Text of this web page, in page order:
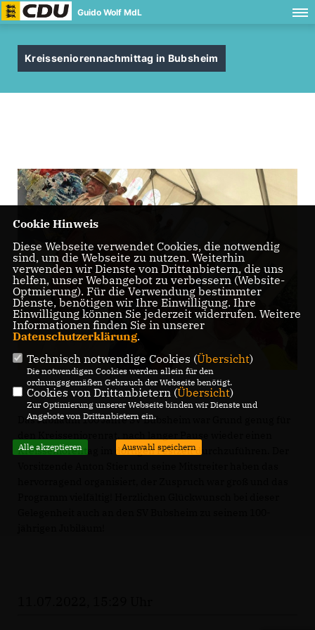
Guido Wolf MdL
Kreisseniorennachmittag in Bubsheim
Das Jubiläum 100 Jahre SV Bubsheim war Grund genug für
Kreisseniorentag im dortigen Festzelt durchzuführen. Der
Cookie Hinweis
Diese Webseite verwendet Cookies, die notwendig
sind, um die Webseite zu nutzen. Weiterhin
verwenden wir Dienste von Drittanbietern, die uns
helfen, unser Webangebot zu verbessern (Website-
Optmierung). Für die Verwendung bestimmter
Dienste, benötigen wir Ihre Einwilligung. Ihre
Einwilligung können Sie jederzeit widerrufen. Weitere
Informationen finden Sie in unserer
Datenschutzerklärung.
Technisch notwendige Cookies (Übersicht)
Die notwendigen Cookies werden allein für den
ordnungsgemäßen Gebrauch der Webseite benötigt.
Cookies von Drittanbietern (Übersicht)
Zur Optimierung unserer Webseite binden wir Dienste und
Angebote von Drittanbietern ein.
Alle akzeptieren Auswahl speichern